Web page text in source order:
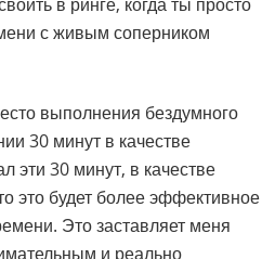
с живым соперником
выполнения бездумного
30 минут в качестве
эти 30 минут, в качестве
это будет более эффективное
Это заставляет меня
и реально